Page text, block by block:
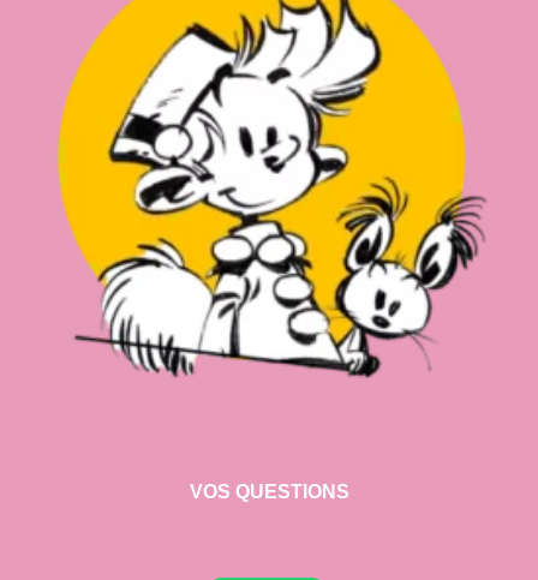
VOS QUESTIONS